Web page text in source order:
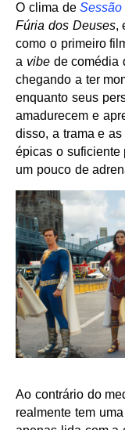
O clima deSessão
Fúria dos Deuses,
como o primeiro
a vibede comédia
chegando a ter
enquanto seus
amadurecem e
disso, a trama e
épicas o suficiente
um pouco de
Ao contrário do
realmente tem